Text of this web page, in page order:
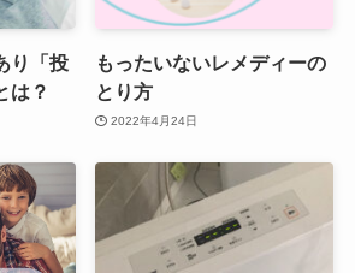
り「投
は？
もったいないレメディーの
とり方
2022年4月24日